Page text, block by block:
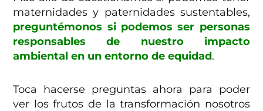
maternidades y paternidades sustentables,
preguntémonos si podemos ser personas
responsables de nuestro impacto
ambiental en un entorno de equidad.
Toca hacerse preguntas ahora para poder
ver los frutos de la transformación nosotros